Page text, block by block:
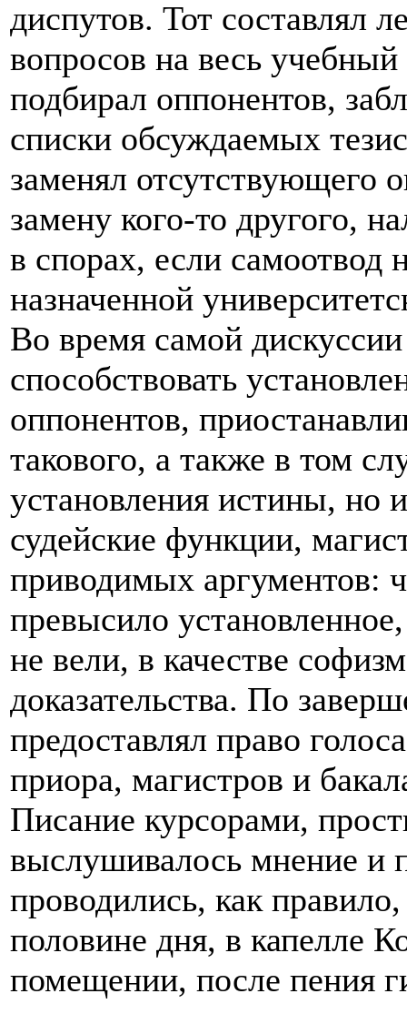
диспутов. Тот составлял
вопросов на весь
подбирал оппонентов,
списки обсуждаемых
заменял отсутствующего
замену кого-то другого,
в спорах, если самоотвод
назначенной
Во время самой
способствовать
оппонентов,
такового, а также в том
установления истины, но
судейские функции,
приводимых аргументов:
превысило
не вели, в качестве
доказательства. По
предоставлял право
приора, магистров и
Писание курсорами,
выслушивалось мнение и
проводились, как
половине дня, в капелле
помещении, после пения